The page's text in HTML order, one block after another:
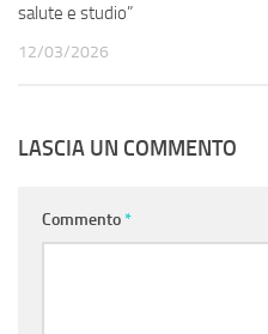
salute e studio”
12/03/2026
LASCIA UN COMMENTO
Commento*